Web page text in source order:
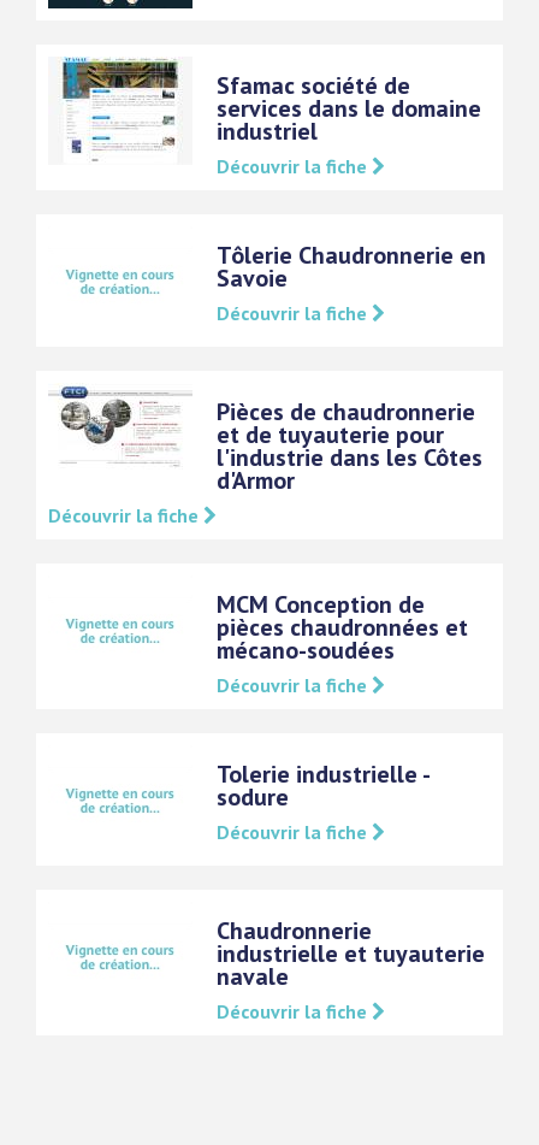
Sfamac société de
services dans le domaine
industriel
Découvrir la fiche
Tôlerie Chaudronnerie en
Savoie
Découvrir la fiche
Pièces de chaudronnerie
et de tuyauterie pour
l'industrie dans les Côtes
d'Armor
Découvrir la fiche
MCM Conception de
pièces chaudronnées et
mécano-soudées
Découvrir la fiche
Tolerie industrielle -
sodure
Découvrir la fiche
Chaudronnerie
industrielle et tuyauterie
navale
Découvrir la fiche